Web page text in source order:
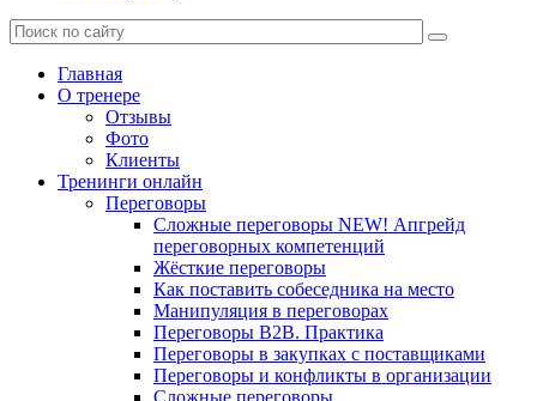
Главная
О тренере
Отзывы
Фото
Клиенты
Тренинги онлайн
Переговоры
Сложные переговоры NEW! Апгрейд
переговорных компетенций
Жёсткие переговоры
Как поставить собеседника на место
Манипуляция в переговорах
Переговоры B2B. Практика
Переговоры в закупках с поставщиками
Переговоры и конфликты в организации
Сложные переговоры